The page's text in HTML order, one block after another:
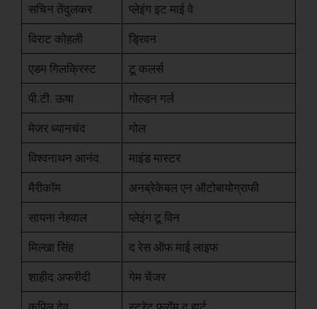
सचिन तेंदुलकर
प्लेइंग इट माई वे
विराट कोहली
ड्रिवन
एडम गिलक्रिस्ट
टू कलर्स
पी.टी. ऊषा
गोल्डन गर्ल
मेजर ध्यानचंद
गोल
विश्वनाथन आनंद
माइंड मास्टर
मैरीकॉम
अनब्रेकेबल एन ऑटोबायोग्राफी
सायना नेहवाल
प्लेइंग टू विन
मिल्खा सिंह
द रेस ऑफ माई लाइफ
शाहीद अफरीदी
गेम चेंजर